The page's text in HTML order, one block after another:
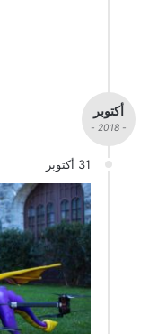
أكتوبر
- 2018 -
31 أكتوبر